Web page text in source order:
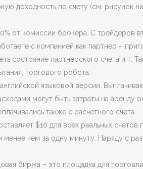
доходность по счету (см. рисунок
от комиссии брокера. С трейдеров
с компанией как партнер –
состояние партнерского счета и т.
торгового робота.
языковой версии.
могут быть затраты на аренду
также с расчетного счета.
$10 для всех реальных
чем за одну минуту. Наряду с
биржа – это площадка для